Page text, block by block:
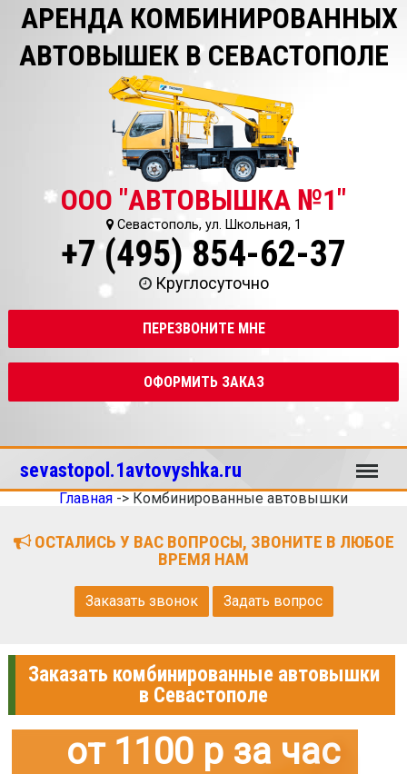
АРЕНДА КОМБИНИРОВАННЫХ
АВТОВЫШЕК В СЕВАСТОПОЛЕ
ООО "АВТОВЫШКА №1"
Севастополь, ул. Школьная, 1
+7 (495) 854-62-37
Круглосуточно
ПЕРЕЗВОНИТЕ МНЕ
ОФОРМИТЬ ЗАКАЗ
sevastopol.1avtovyshka.ru Меню
Главная -> Комбинированные автовышки
ОСТАЛИСЬ У ВАС ВОПРОСЫ, ЗВОНИТЕ В ЛЮБОЕ
ВРЕМЯ НАМ
Заказать звонок Задать вопрос
Заказать комбинированные автовышки
в Севастополе
от 1100 р за час